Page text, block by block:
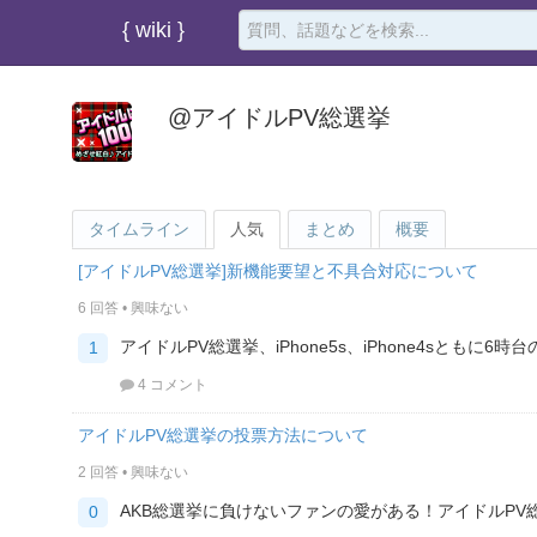
{ wiki }
@アイドルPV総選挙
タイムライン 人気 まとめ 概要
[アイドルPV総選挙]新機能要望と不具合対応について
6 回答 • 興味ない
1 アイドルPV総選挙、iPhone5s、iPhone4sともに6時
4 コメント
アイドルPV総選挙の投票方法について
2 回答 • 興味ない
0 AKB総選挙に負けないファンの愛がある！アイドルPV